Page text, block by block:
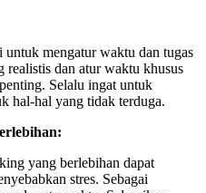
mengatur waktu dan tugas
dan atur waktu khusus
Selalu ingat untuk
hal-hal yang tidak terduga.
yang berlebihan dapat
stres. Sebagai